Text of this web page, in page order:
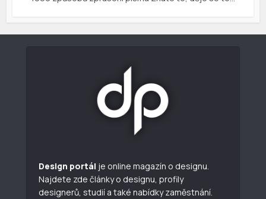
Design portál je online magazín o designu.
Najdete zde články o designu, profily
designerů, studií a také nabídky zaměstnání.